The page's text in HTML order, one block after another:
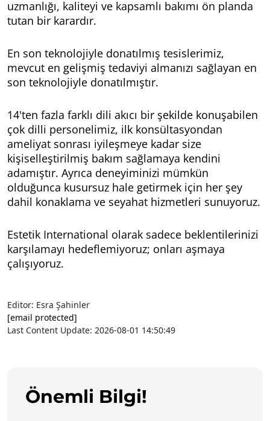
uzmanlığı, kaliteyi ve kapsamlı bakımı ön planda
tutan bir karardır.
En son teknolojiyle donatılmış tesislerimiz,
mevcut en gelişmiş tedaviyi almanızı sağlayan en
son teknolojiyle donatılmıştır.
14'ten fazla farklı dili akıcı bir şekilde konuşabilen
çok dilli personelimiz, ilk konsültasyondan
ameliyat sonrası iyileşmeye kadar size
kişiselleştirilmiş bakım sağlamaya kendini
adamıştır. Ayrıca deneyiminizi mümkün
olduğunca kusursuz hale getirmek için her şey
dahil konaklama ve seyahat hizmetleri sunuyoruz.
Estetik International olarak sadece beklentilerinizi
karşılamayı hedeflemiyoruz; onları aşmaya
çalışıyoruz.
Editor: Esra Şahinler
[email protected]
Last Content Update: 2026-08-01 14:50:49
Önemli Bilgi!